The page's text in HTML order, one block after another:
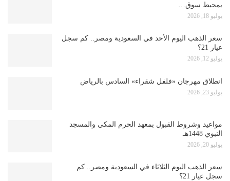
بمحيط سوق…
يوليو 18, 2026
سعر الذهب اليوم الأحد في السعودية ومصر.. كم سجل
عيار 21؟
يوليو 12, 2026
انطلاق مهرجان «فلفل شقراء» السادس بالرياض
يوليو 23, 2026
مواعيد وشروط القبول بمعهد الحرم المكي والمسجد
النبوي 1448هـ
يوليو 20, 2026
سعر الذهب اليوم الثلاثاء في السعودية ومصر.. كم
سجل عيار 21؟